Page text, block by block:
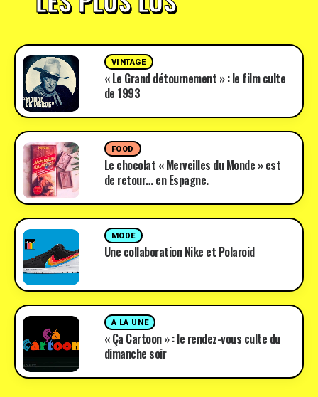
VINTAGE
« Le Grand détournement » : le film culte
de 1993
FOOD
Le chocolat « Merveilles du Monde » est
de retour… en Espagne.
MODE
Une collaboration Nike et Polaroid
A LA UNE
« Ça Cartoon » : le rendez-vous culte du
dimanche soir